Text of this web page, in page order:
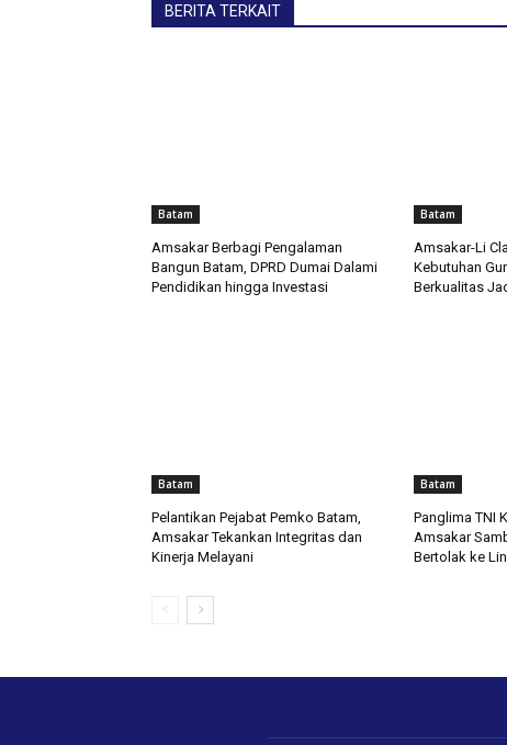
BERITA TERKAIT
Batam
Amsakar Berbagi Pengalaman
Bangun Batam, DPRD Dumai Dalami
Pendidikan hingga Investasi
Batam
Amsakar-Li
Kebutuhan
Berkualitas
Batam
Pelantikan Pejabat Pemko Batam,
Amsakar Tekankan Integritas dan
Kinerja Melayani
Batam
Panglima TNI
Amsakar
Bertolak ke